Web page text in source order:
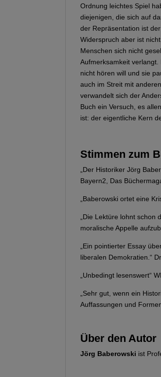
Ordnung leichtes Spiel
diejenigen, die sich auf
der Repräsentation ist
Widerspruch aber ist
Menschen sich nicht
Aufmerksamkeit
nicht hören will und sie
auch im Streit mit
verwandelt sich der
Buch ein Versuch, es
ist: der eigentliche Kern
Stimmen zum
„Der Historiker Jörg
Bayern2, Das
„Baberowski ortet eine
„Die Lektüre lohnt schon
moralische Appelle
„Ein pointierter Essay
liberalen Demokratien.“
„Unbedingt lesenswert“
„Sehr gut, wenn ein
Auffassungen und
Über den Autor
Jörg Baberowski ist